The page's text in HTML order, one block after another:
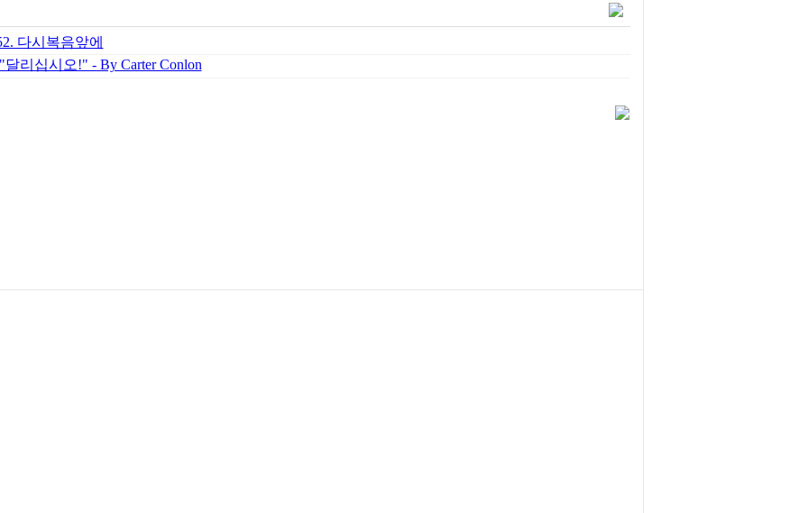
다시복음앞에
달리십시오!" - By Carter Conlon